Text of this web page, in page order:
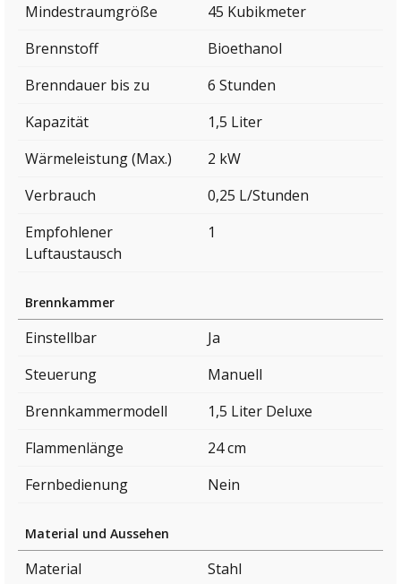
Mindestraumgröße
45 Kubikmeter
Brennstoff
Bioethanol
Brenndauer bis zu
6 Stunden
Kapazität
1,5 Liter
Wärmeleistung (Max.)
2 kW
Verbrauch
0,25 L/Stunden
Empfohlener
Luftaustausch
1
Brennkammer
Einstellbar
Ja
Steuerung
Manuell
Brennkammermodell
1,5 Liter Deluxe
Flammenlänge
24 cm
Fernbedienung
Nein
Material und Aussehen
Material
Stahl